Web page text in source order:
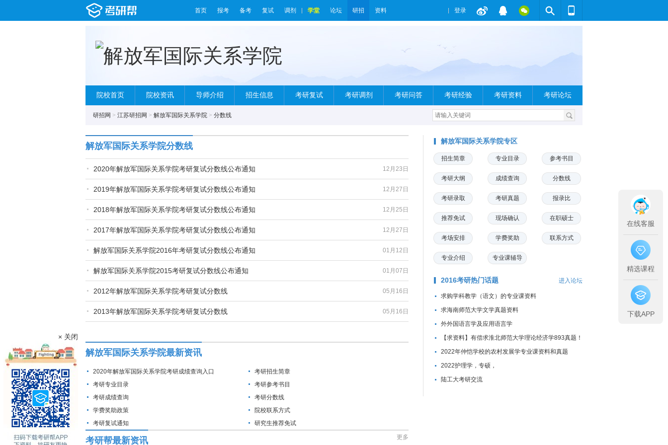
首页 报考 备考 复试 调剂 学堂 论坛 研招 资料 登录
院校首页 院校资讯 导师介绍 招生信息 考研复试 考研调剂 考研问答 考研经验 考研资料 考研论坛
研招网 > 江苏研招网 > 解放军国际关系学院 > 分数线
解放军国际关系学院分数线
12月23日
2020年解放军国际关系学院考研复试分数线公布通知
12月27日
2019年解放军国际关系学院考研复试分数线公布通知
12月25日
2018年解放军国际关系学院考研复试分数线公布通知
12月27日
2017年解放军国际关系学院考研复试分数线公布通知
01月12日
解放军国际关系学院2016年考研复试分数线公布通知
01月07日
解放军国际关系学院2015考研复试分数线公布通知
05月16日
2012年解放军国际关系学院考研复试分数线
05月16日
2013年解放军国际关系学院考研复试分数线
解放军国际关系学院最新资讯
2020年解放军国际关系学院考研成绩查询入口
考研招生简章
考研专业目录
考研参考书目
考研成绩查询
考研分数线
学费奖助政策
院校联系方式
考研复试通知
研究生推荐免试
考研帮最新资讯 更多
解放军国际关系学院专区
招生简章 专业目录 参考书目
考研大纲 成绩查询 分数线
考研录取 考研真题 报录比
推荐免试 现场确认 在职硕士
考场安排 学费奖助 联系方式
专业介绍 专业课辅导
2016考研热门话题 进入论坛
求购学科教学（语文）的专业课资料
求海南师范大学文学真题资料
外外国语言学及应用语言学
【求资料】有偿求淮北师范大学理论经济学893真题！
2022年仲恺学校的农村发展学专业课资料和真题
2022护理学，专硕，
陆工大考研交流
× 关闭
在线客服
精选课程
下载APP